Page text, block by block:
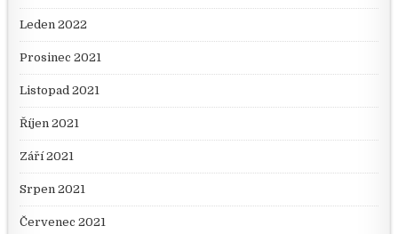
Leden 2022
Prosinec 2021
Listopad 2021
Říjen 2021
Září 2021
Srpen 2021
Červenec 2021